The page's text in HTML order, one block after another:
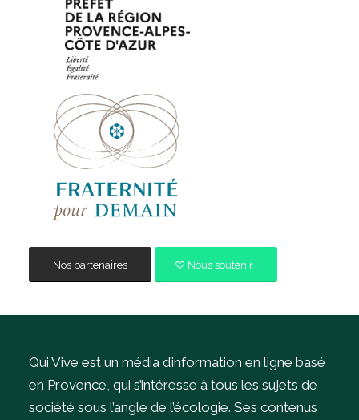
Nos partenaires Nous soutenir
Qui Vive est un média d’information en ligne basé
en Provence, qui s’intéresse à tous les sujets de
société sous l’angle de l’écologie. Ses contenus